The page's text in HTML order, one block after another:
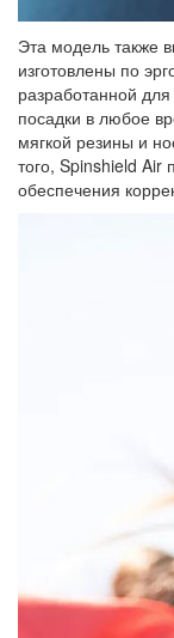
Эта модель также
изготовлены по
разработанной
посадки в любое
мягкой резины и
того, Spinshield Air
обеспечения